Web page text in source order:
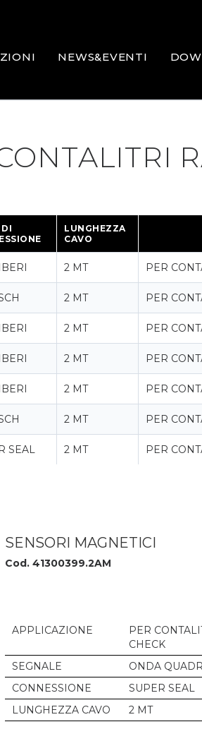
NEWS&EVENTI
LUNGHEZZA
CAVO
2 MT PER
2 MT PER
2 MT PER
2 MT PER
2 MT PER
2 MT PER
SEAL 2 MT PER
SENSORI MAGNETICI
Cod. 41300399.2AM
APPLICAZIONE
PER
CHECK
SEGNALE
ONDA
CONNESSIONE
SUPER SEAL
LUNGHEZZA CAVO
2 MT